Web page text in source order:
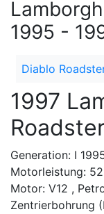
1995 -
Diablo
1997
Generation: I
Motorleistung:
Motor: V12 ,
Zentrierbohrung